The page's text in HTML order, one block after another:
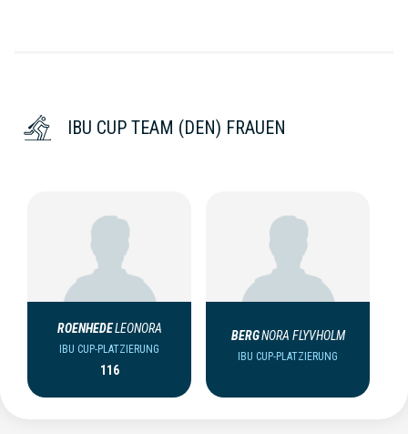
IBU CUP TEAM (DEN) FRAUEN
ROENHEDELEONORA
IBU CUP-PLATZIERUNG
116
BERGNORA FLYVHOLM
IBU CUP-PLATZIERUNG